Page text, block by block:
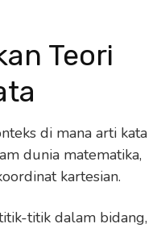
Teori
di mana arti kata
dunia matematika,
kartesian.
titik dalam bidang,